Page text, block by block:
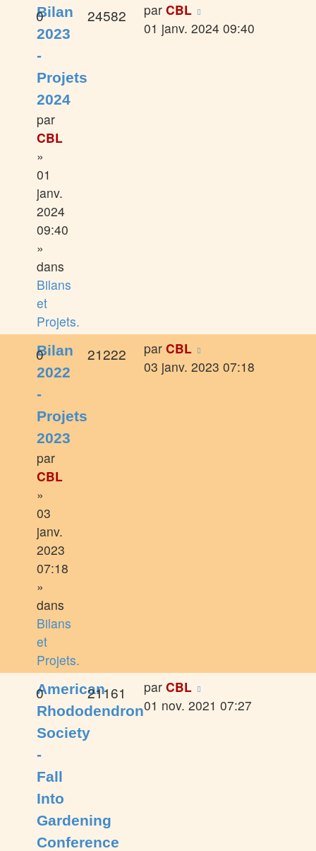
Bilan
2023
-
Projets
2024
par
CBL
»
01
janv.
2024
09:40
»
dans
Bilans
et
Projets.
0 24582 par CBL
01 janv. 2024 09:40
Bilan
2022
-
Projets
2023
par
CBL
»
03
janv.
2023
07:18
»
dans
Bilans
et
Projets.
0 21222 par CBL
03 janv. 2023 07:18
American
Rhododendron
Society
-
Fall
Into
Gardening
Conference
0 21161 par CBL
01 nov. 2021 07:27